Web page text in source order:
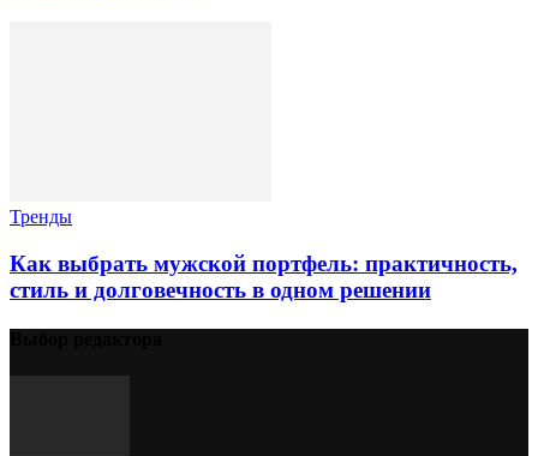
Тренды
Как выбрать мужской портфель: практичность,
стиль и долговечность в одном решении